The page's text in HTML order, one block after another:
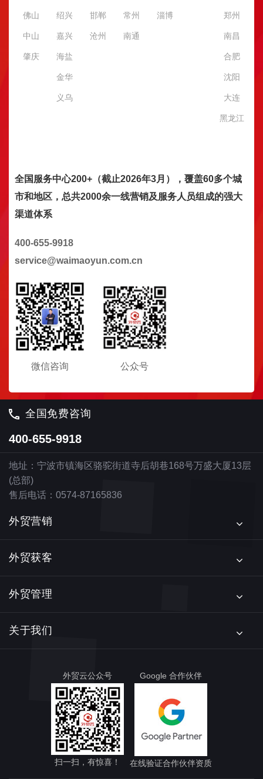
佛山
中山
肇庆
绍兴
嘉兴
海盐
金华
义乌
邯郸
沧州
常州
南通
淄博 郑州
南昌
合肥
沈阳
大连
黑龙江
全国服务中心200+（截止2026年3月），覆盖60多个城
市和地区，总共2000余一线营销及服务人员组成的强大
渠道体系
400-655-9918
service@waimaoyun.com.cn
微信咨询 公众号
全国免费咨询
400-655-9918
地址：宁波市镇海区骆驼街道寺后胡巷168号万盛大厦13层
(总部)
售后电话：0574-87165836
外贸营销
外贸获客
外贸管理
关于我们
外贸云公众号
扫一扫，有惊喜！
Google 合作伙伴
在线验证合作伙伴资质